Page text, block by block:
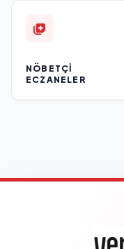
NÖBETÇI
ECZANELER